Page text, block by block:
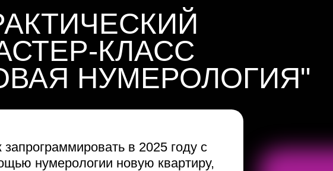
КЛАСС
НУМЕРОЛОГИЯ"
запрограммировать в 2025 году с
нумерологии новую квартиру,